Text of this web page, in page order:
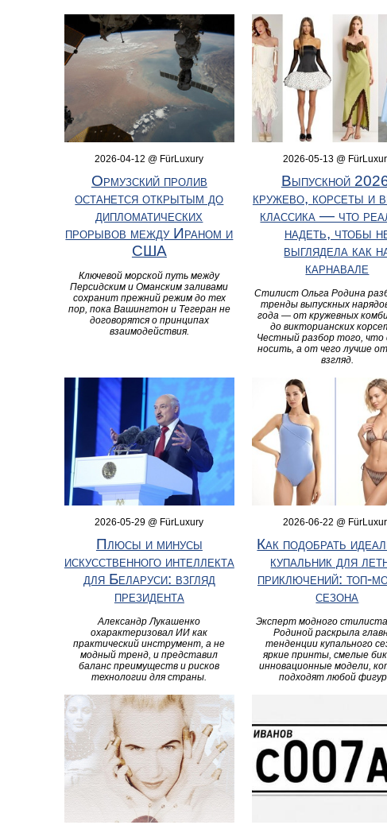
2026-04-12 @ FürLuxury
Ормузский пролив
останется открытым до
дипломатических
прорывов между Ираном и
США
Ключевой морской путь между
Персидским и Оманским заливами
сохранит прежний режим до тех
пор, пока Вашингтон и Тегеран не
договорятся о принципах
взаимодействия.
2026-05-13 @
Выпускной
кружево, корсеты и
классика — что
надеть, чтобы
выглядела как
карнавале
Стилист Ольга Родина
тренды выпускных
года — от кружевных
до викторианских
Честный разбор того,
носить, а от чего лучше
взгляд.
2026-05-29 @ FürLuxury
Плюсы и минусы
искусственного интеллекта
для Беларуси: взгляд
президента
Александр Лукашенко
охарактеризовал ИИ как
практический инструмент, а не
модный тренд, и представил
баланс преимуществ и рисков
технологии для страны.
2026-06-22 @
Как подобрать
купальник для
приключений:
сезона
Эксперт модного
Родиной раскрыла
тенденции купального
яркие принты, смелые
инновационные модели,
подходят любой